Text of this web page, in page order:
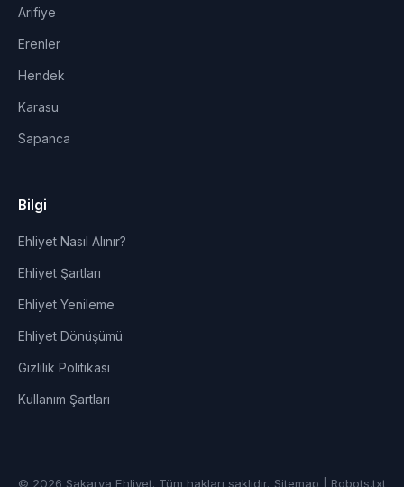
Arifiye
Erenler
Hendek
Karasu
Sapanca
Bilgi
Ehliyet Nasıl Alınır?
Ehliyet Şartları
Ehliyet Yenileme
Ehliyet Dönüşümü
Gizlilik Politikası
Kullanım Şartları
© 2026 Sakarya Ehliyet. Tüm hakları saklıdır. Sitemap Robots.txt